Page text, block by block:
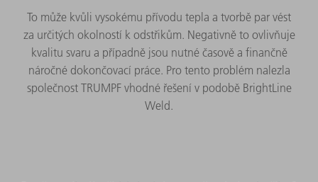
To může kvůli vysokému přívodu tepla a tvorbě par vést
za určitých okolností k odstřikům. Negativně to ovlivňuje
kvalitu svaru a případně jsou nutné časově a finančně
náročné dokončovací práce. Pro tento problém nalezla
společnost TRUMPF vhodné řešení v podobě BrightLine
Weld.